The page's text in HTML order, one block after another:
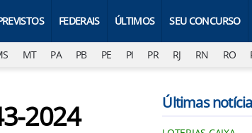
FEDERAIS ÚLTIMOS SEU CONCURSO
MT PA PB PE PI PR RJ RN RO
2024 Últimas